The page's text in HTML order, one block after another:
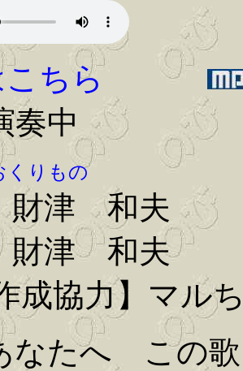
ちら
奏中
くりもの
財津 和夫
財津 和夫
成協力】マル
なたへ この